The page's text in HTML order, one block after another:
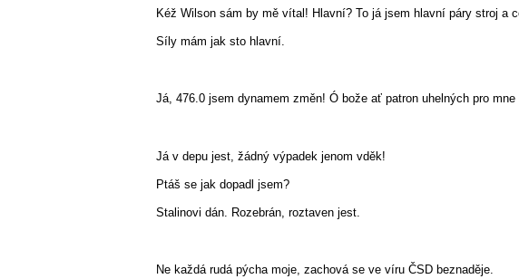
Kéž Wilson sám by mě vítal! Hlavní? To já jsem hlavní páry stroj a
Síly mám jak sto hlavní.
Já, 476.0 jsem dynamem změn! Ó bože ať patron uhelných pro mne
Já v depu jest, žádný výpadek jenom vděk!
Ptáš se jak dopadl jsem?
Stalinovi dán. Rozebrán, roztaven jest.
Ne každá rudá pýcha moje, zachová se ve víru ČSD beznaděje.